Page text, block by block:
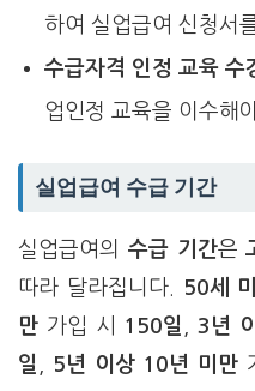
하여 실업급여 신청서
수급자격 인정 교육 수
업인정 교육을 이수해
실업급여 수급 기간
실업급여의 수급 기간은
따라 달라집니다.
50세
만 가입 시 150일 ,3년
일
5년 이상 10년 미만